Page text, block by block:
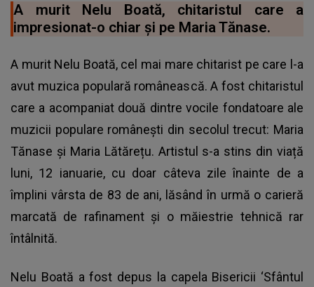
A murit Nelu Boată, chitaristul care a
impresionat-o chiar și pe Maria Tănase.
A murit Nelu Boată, cel mai mare chitarist pe care l-a
avut muzica populară românească. A fost chitaristul
care a acompaniat două dintre vocile fondatoare ale
muzicii populare românești din secolul trecut: Maria
Tănase și Maria Lătărețu. Artistul s-a stins din viață
luni, 12 ianuarie, cu doar câteva zile înainte de a
împlini vârsta de 83 de ani, lăsând în urmă o carieră
marcată de rafinament și o măiestrie tehnică rar
întâlnită.
Nelu Boată a fost depus la capela Bisericii ‘Sfântul